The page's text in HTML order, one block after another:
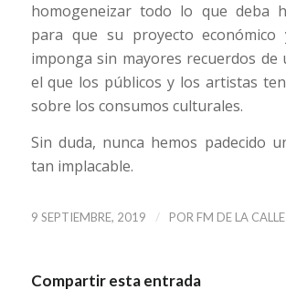
homogeneizar todo lo que deba
para que su proyecto
imponga sin mayores recuerdos de
el que los públicos y los artistas
sobre los consumos culturales.
Sin duda, nunca hemos padecido
tan implacable.
9 SEPTIEMBRE, 2019 / POR FM DE LA CALLE
Compartir esta entrada